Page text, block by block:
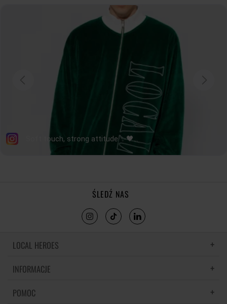
ŚLEDŹ NAS
LOCAL HEROES
LH MEMORIES
INFORMACJE
POLITYKA PRYWATNOŚCI
POMOC